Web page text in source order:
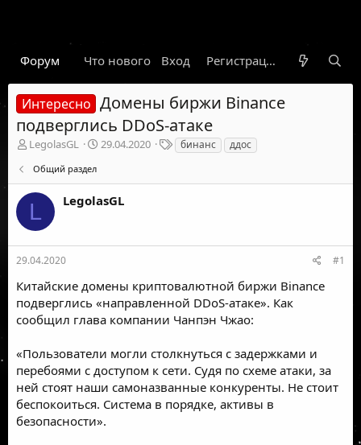
Форум Что нового Гарант Новости
Вход Регистрация
Интересно Домены биржи Binance
подверглись DDoS-атаке
А
о
р
е
м
ы
LegolasGL
Д
а
н
а
29.04.2020
Т
е
и
бинанс ддос
Общий раздел
L LegolasGL
29.04.2020 #1
Китайские домены криптовалютной биржи Binance
подверглись «направленной DDoS-атаке». Как
сообщил глава компании Чанпэн Чжао:
«Пользователи могли столкнуться с задержками и
перебоями с доступом к сети. Судя по схеме атаки, за
ней стоят наши самоназванные конкуренты. Не стоит
беспокоиться. Система в порядке, активы в
безопасности».